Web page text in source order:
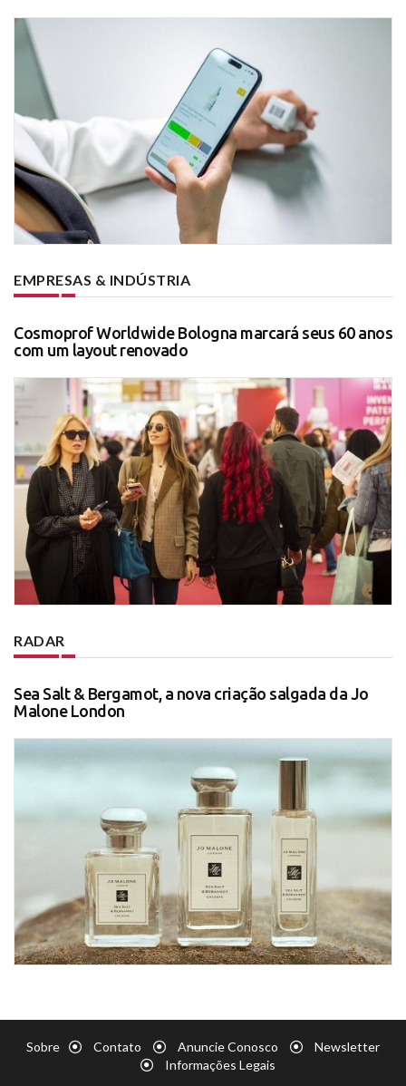
EMPRESAS & INDÚSTRIA
Cosmoprof Worldwide Bologna marcará seus 60 anos
com um layout renovado
RADAR
Sea Salt & Bergamot, a nova criação salgada da Jo
Malone London
Sobre Contato Anuncie Conosco
Newsletter
Informações Legais